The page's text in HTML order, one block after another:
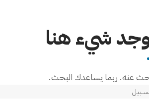
شيء هنا
عنه. ربما يساعدك البحث.